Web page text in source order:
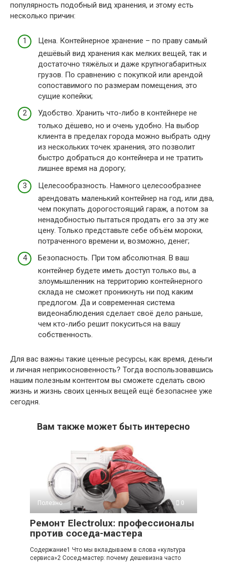
популярность подобный вид хранения, и этому есть
несколько причин:
Цена. Контейнерное хранение – по праву самый
дешёвый вид хранения как мелких вещей, так и
достаточно тяжёлых и даже крупногабаритных
грузов. По сравнению с покупкой или арендой
сопоставимого по размерам помещения, это
сущие копейки;
Удобство. Хранить что-либо в контейнере не
только дёшево, но и очень удобно. На выбор
клиента в пределах города можно выбрать одну
из нескольких точек хранения, это позволит
быстро добраться до контейнера и не тратить
лишнее время на дорогу;
Целесообразность. Намного целесообразнее
арендовать маленький контейнер на год, или два,
чем покупать дорогостоящий гараж, а потом за
ненадобностью пытаться продать его за эту же
цену. Только представьте себе объём мороки,
потраченного времени и, возможно, денег;
Безопасность. При том абсолютная. В ваш
контейнер будете иметь доступ только вы, а
злоумышленник на территорию контейнерного
склада не сможет проникнуть ни под каким
предлогом. Да и современная система
видеонаблюдения сделает своё дело раньше,
чем кто-либо решит покуситься на вашу
собственность.
Для вас важны такие ценные ресурсы, как время, деньги
и личная неприкосновенность? Тогда воспользовавшись
нашим полезным контентом вы сможете сделать свою
жизнь и жизнь своих ценных вещей ещё безопаснее уже
сегодня.
Вам также может быть интересно
Полезно 0
Ремонт Electrolux: профессионалы
против соседа-мастера
Содержание1 Что мы вкладываем в слова «культура
сервиса»2 Сосед-мастер: почему дешевизна часто